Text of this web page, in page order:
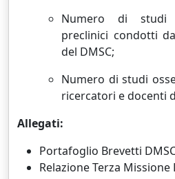
Numero di studi
preclinici condotti
del DMSC;
Numero di studi
ricercatori e docenti
Allegati:
Portafoglio Brevetti
Relazione Terza Missione